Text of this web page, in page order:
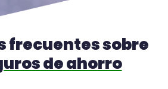
frecuentes sobre
de ahorro